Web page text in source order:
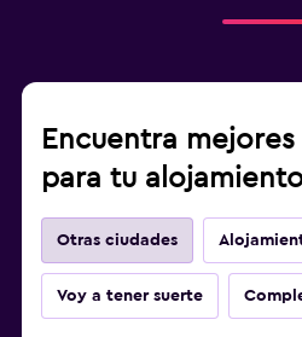
Encuentra
para tu
Otras ciudades
Voy a tener suerte